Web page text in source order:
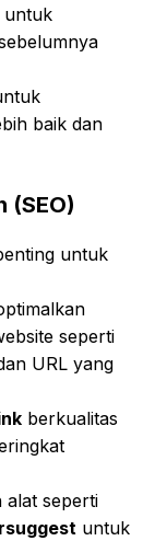
untuk
baik dan
(SEO)
untuk
seperti
URL yang
berkualitas
alat seperti
untuk